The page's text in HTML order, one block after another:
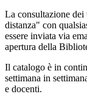
La consultazione
distanza" con
essere inviata via
apertura della
Il catalogo è in
settimana in
e docenti.